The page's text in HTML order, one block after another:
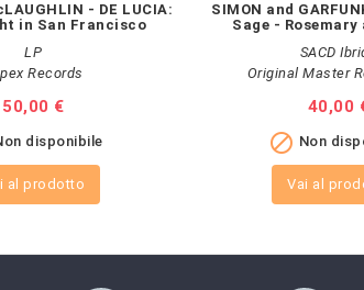
- DE LUCIA:
in San Francisco
LP
Records
Prezzo
50,00 €
disponibile
al prodotto
SIMON and
Sage - Rosemary
SACD
Original Master
40,00
 Non
Vai al